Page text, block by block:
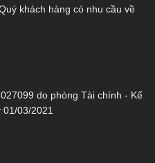
khách hàng có nhu cầu về
do phòng Tài chính - Kế
03/2021